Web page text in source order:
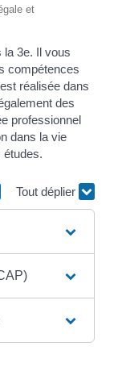
et
la 3e. Il vous
compétences
réalisée dans
des
professionnel
dans la vie
études.
Tout déplier